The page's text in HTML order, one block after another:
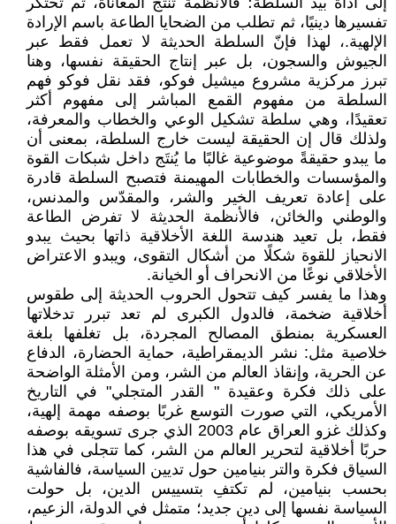
تفسيرها دينيًا، ثم تطلب من الضحايا الطاعة باسم الإرادة
الإلهية.، لهذا فإنّ السلطة الحديثة لا تعمل فقط عبر
الجيوش والسجون، بل عبر إنتاج الحقيقة نفسها، وهنا
تبرز مركزية مشروع ميشيل فوكو، فقد نقل فوكو فهم
السلطة من مفهوم القمع المباشر إلى مفهوم أكثر
تعقيدًا، وهي سلطة تشكيل الوعي والخطاب والمعرفة،
ولذلك قال إن الحقيقة ليست خارج السلطة، بمعنى أن
ما يبدو حقيقةً موضوعية غالبًا ما يُنتَج داخل شبكات القوة
والمؤسسات والخطابات المهيمنة فتصبح السلطة قادرة
على إعادة تعريف الخير والشر، والمقدّس والمدنس،
والوطني والخائن، فالأنظمة الحديثة لا تفرض الطاعة
فقط، بل تعيد هندسة اللغة الأخلاقية ذاتها بحيث يبدو
الانحياز للقوة شكلًا من أشكال التقوى، ويبدو الاعتراض
الأخلاقي نوعًا من الانحراف أو الخيانة.
وهذا ما يفسر كيف تتحول الحروب الحديثة إلى طقوس
أخلاقية ضخمة، فالدول الكبرى لم تعد تبرر تدخلاتها
العسكرية بمنطق المصالح المجردة، بل تغلفها بلغة
خلاصية مثل: نشر الديمقراطية، حماية الحضارة، الدفاع
عن الحرية، وإنقاذ العالم من الشر، ومن الأمثلة الواضحة
على ذلك فكرة وعقيدة " القدر المتجلي" في التاريخ
الأمريكي، التي صورت التوسع غربًا بوصفه مهمة إلهية،
وكذلك غزو العراق عام 2003 الذي جرى تسويقه بوصفه
حربًا أخلاقية لتحرير العالم من الشر، كما تتجلى في هذا
السياق فكرة والتر بنيامين حول تديين السياسة، فالفاشية
بحسب بنيامين، لم تكتفِ بتسييس الدين، بل حولت
السياسة نفسها إلى دين جديد؛ متمثل في الدولة، الزعيم،